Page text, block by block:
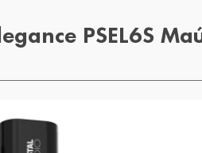
PSEL6S